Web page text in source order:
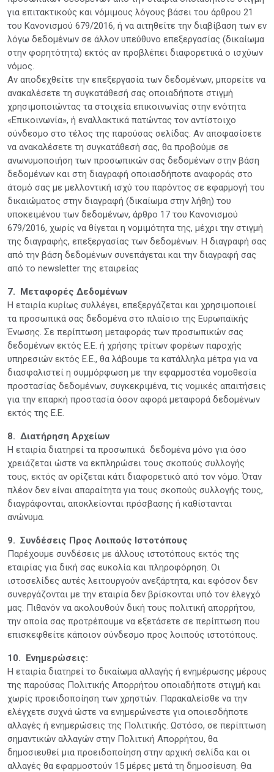
για επιτακτικούς και νόμιμους λόγους βάσει του άρθρου 21
του Κανονισμού 679/2016, ή να αιτηθείτε την διαβίβαση των εν
λόγω δεδομένων σε άλλον υπεύθυνο επεξεργασίας (δικαίωμα
στην φορητότητα) εκτός αν προβλέπει διαφορετικά ο ισχύων
νόμος.
Αν αποδεχθείτε την επεξεργασία των δεδομένων, μπορείτε να
ανακαλέσετε τη συγκατάθεσή σας οποιαδήποτε στιγμή
χρησιμοποιώντας τα στοιχεία επικοινωνίας στην ενότητα
«Επικοινωνία», ή εναλλακτικά πατώντας τον αντίστοιχο
σύνδεσμο στο τέλος της παρούσας σελίδας. Αν αποφασίσετε
να ανακαλέσετε τη συγκατάθεσή σας, θα προβούμε σε
ανωνυμοποιήση των προσωπικών σας δεδομένων στην βάση
δεδομένων και στη διαγραφή οποιασδήποτε αναφοράς στο
άτομό σας με μελλοντική ισχύ του παρόντος σε εφαρμογή του
δικαιώματος στην διαγραφή (δικαίωμα στην λήθη) του
υποκειμένου των δεδομένων, άρθρο 17 του Κανονισμού
679/2016, χωρίς να θίγεται η νομιμότητα της, μέχρι την στιγμή
της διαγραφής, επεξεργασίας των δεδομένων. Η διαγραφή σας
από την βάση δεδομένων συνεπάγεται και την διαγραφή σας
από το newsletter της εταιρείας
7. Μεταφορές Δεδομένων
Η εταιρία κυρίως συλλέγει, επεξεργάζεται και χρησιμοποιεί
τα προσωπικά σας δεδομένα στο πλαίσιο της Ευρωπαϊκής
Ένωσης. Σε περίπτωση μεταφοράς των προσωπικών σας
δεδομένων εκτός Ε.Ε. ή χρήσης τρίτων φορέων παροχής
υπηρεσιών εκτός Ε.Ε., θα λάβουμε τα κατάλληλα μέτρα για να
διασφαλιστεί η συμμόρφωση με την εφαρμοστέα νομοθεσία
προστασίας δεδομένων, συγκεκριμένα, τις νομικές απαιτήσεις
για την επαρκή προστασία όσον αφορά μεταφορά δεδομένων
εκτός της Ε.Ε.
8. Διατήρηση Αρχείων
Η εταιρία διατηρεί τα προσωπικά δεδομένα μόνο για όσο
χρειάζεται ώστε να εκπληρώσει τους σκοπούς συλλογής
τους, εκτός αν ορίζεται κάτι διαφορετικό από τον νόμο. Όταν
πλέον δεν είναι απαραίτητα για τους σκοπούς συλλογής τους,
διαγράφονται, αποκλείονται πρόσβασης ή καθίστανται
ανώνυμα.
9. Συνδέσεις Προς Λοιπούς Ιστοτόπους
Παρέχουμε συνδέσεις με άλλους ιστοτόπους εκτός της
εταιρίας για δική σας ευκολία και πληροφόρηση. Οι
ιστοσελίδες αυτές λειτουργούν ανεξάρτητα, και εφόσον δεν
συνεργάζονται με την εταιρία δεν βρίσκονται υπό τον έλεγχό
μας. Πιθανόν να ακολουθούν δική τους πολιτική απορρήτου,
την οποία σας προτρέπουμε να εξετάσετε σε περίπτωση που
επισκεφθείτε κάποιον σύνδεσμο προς λοιπούς ιστοτόπους.
10. Ενημερώσεις:
Η εταιρία διατηρεί το δικαίωμα αλλαγής ή ενημέρωσης μέρους
της παρούσας Πολιτικής Απορρήτου οποιαδήποτε στιγμή και
χωρίς προειδοποίηση των χρηστών. Παρακαλείσθε να την
ελέγχετε συχνά ώστε να ενημερώνεστε για οποιεσδήποτε
αλλαγές ή ενημερώσεις της Πολιτικής. Ωστόσο, σε περίπτωση
σημαντικών αλλαγών στην Πολιτική Απορρήτου, θα
δημοσιευθεί μια προειδοποίηση στην αρχική σελίδα και οι
αλλαγές θα εφαρμοστούν 15 μέρες μετά τη δημοσίευση. Θα